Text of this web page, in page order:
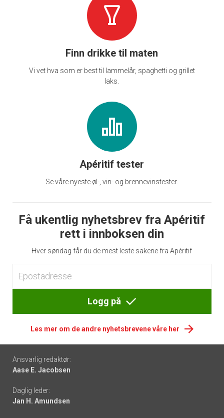
Finn drikke til maten
Vi vet hva som er best til lammelår, spaghetti og grillet
laks.
Apéritif tester
Se våre nyeste øl-, vin- og brennevinstester.
Få ukentlig nyhetsbrev fra Apéritif
rett i innboksen din
Hver søndag får du de mest leste sakene fra Apéritif
Logg på
Les mer om de andre nyhetsbrevene våre her
Footer
-
links
Ansvarlig redaktør:
Aase E. Jacobsen
Daglig leder:
Jan H. Amundsen